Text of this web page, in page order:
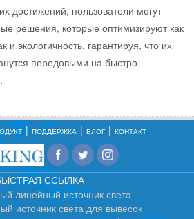
достижений, пользователи могут
решения, которые оптимизируют как
и экологичность, гарантируя, что их
передовыми на быстро
ПОДДЕРЖКА БЛОГ КОНТАКТ
ССЫЛКА
линейный источник света
источник света для вывесок